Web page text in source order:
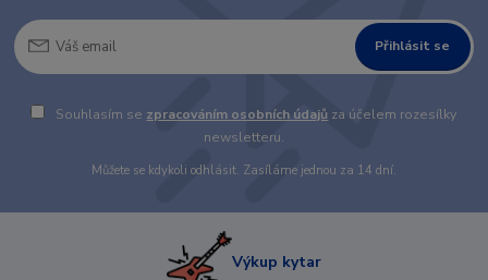
Přihlásit se
Souhlasím se zpracováním osobních údajů za účelem rozesílky
newsletteru.
Můžete se kdykoli odhlásit. Zasíláme jednou za 14 dní.
Výkup kytar